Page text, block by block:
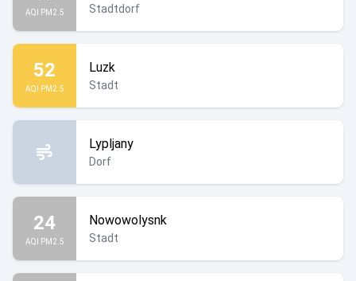
AQI PM2.5 Stadtdorf
52
AQI PM2.5
Luzk
Stadt
Lypljany
Dorf
24
AQI PM2.5
Nowowolysnk
Stadt